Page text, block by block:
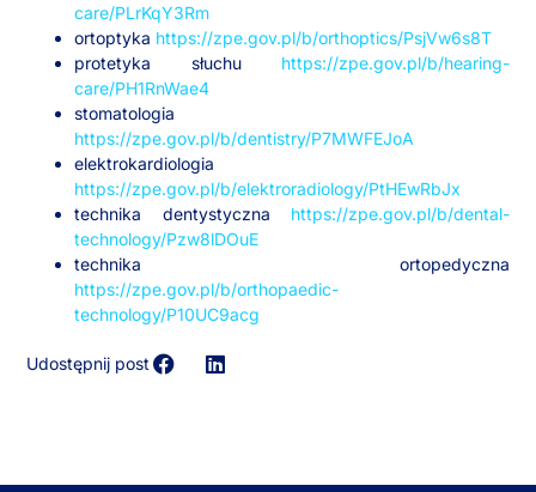
care/PLrKqY3Rm
ortoptyka https://zpe.gov.pl/b/orthoptics/PsjVw6s8T
protetyka słuchu
https://zpe.gov.pl/b/hearing-
care/PH1RnWae4
stomatologia
https://zpe.gov.pl/b/dentistry/P7MWFEJoA
elektrokardiologia
https://zpe.gov.pl/b/elektroradiology/PtHEwRbJx
technika dentystyczna https://zpe.gov.pl/b/dental-
technology/Pzw8lDOuE
technika ortopedyczna
https://zpe.gov.pl/b/orthopaedic-
technology/P10UC9acg
Udostępnij post